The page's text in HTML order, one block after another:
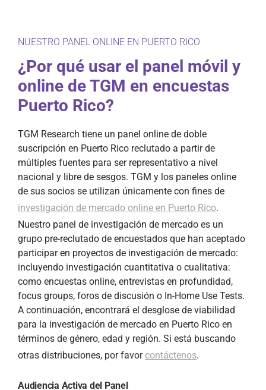
NUESTRO PANEL ONLINE EN PUERTO RICO
¿Por qué usar el panel móvil y
online de TGM en encuestas
Puerto Rico?
TGM Research tiene un panel online de doble
suscripción en Puerto Rico reclutado a partir de
múltiples fuentes para ser representativo a nivel
nacional y libre de sesgos. TGM y los paneles online
de sus socios se utilizan únicamente con fines de
investigación de mercado online en Puerto Rico.
Nuestro panel de investigación de mercado es un
grupo pre-reclutado de encuestados que han aceptado
participar en proyectos de investigación de mercado:
incluyendo investigación cuantitativa o cualitativa:
como encuestas online, entrevistas en profundidad,
focus groups, foros de discusión o In-Home Use Tests.
A continuación, encontrará el desglose de viabilidad
para la investigación de mercado en Puerto Rico en
términos de género, edad y región. Si está buscando
otras distribuciones, por favorcontáctenos.
Audiencia Activa del Panel